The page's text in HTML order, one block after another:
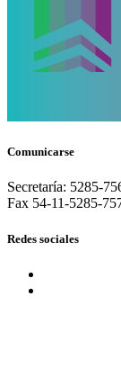
Comunicarse
Secretaría: 5285-
Fax 54-11-5285-
Redes sociales